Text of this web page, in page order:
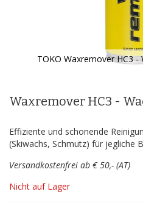
TOKO Waxremover HC3
der
Waxremover HC3 -
Effiziente und schonende
(Skiwachs, Schmutz) für jegliche
Versandkostenfrei ab € 50,- (AT)
Nicht auf Lager